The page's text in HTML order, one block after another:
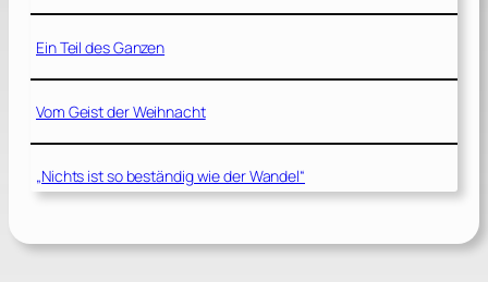
Ein Teil des Ganzen
Vom Geist der Weihnacht
„Nichts ist so beständig wie der Wandel“